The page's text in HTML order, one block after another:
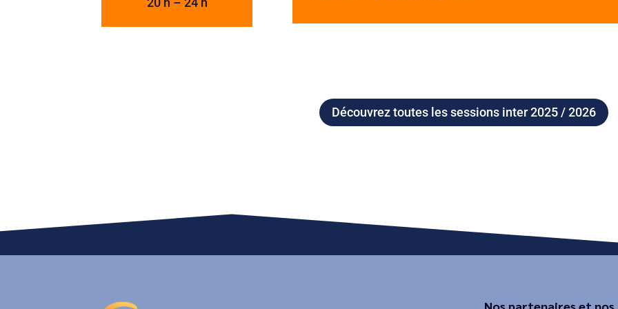
Découvrez toutes les sessions inter 2025 / 2026
Nos partenaires et